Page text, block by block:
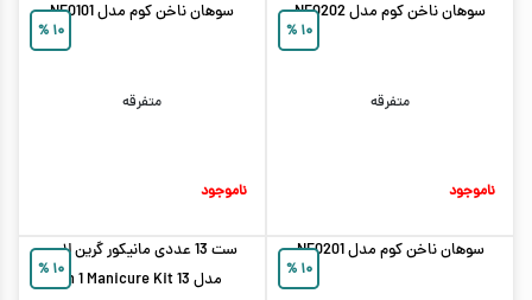
۱۰ %
سوهان ناخن کوم مدل NF0202
متفرقه
ناموجود
۱۰ %
سوهان ناخن کوم مدل NF0101
متفرقه
ناموجود
۱۰ %
سوهان ناخن کوم مدل NF0201
۱۰ %
ست 13 عددی مانیکور گرین لاین
مدل 13 in 1 Manicure Kit